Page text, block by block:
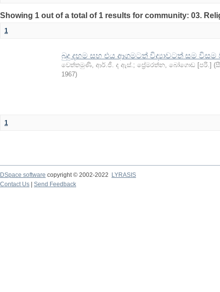
Showing 1 out of a total of 1 results for community: 03.
1
බුදු දහම සහ එය ආගමටත් විද්‍යාවටත් සම
වෙත්තමුණි, ආර්.ජී. ද ඇස්.; ප්‍රේමරත්න, බෝගොඩ [පරි.] (
1967)
1
DSpace software copyright © 2002-2022
LYRASIS
Contact Us
Send Feedback